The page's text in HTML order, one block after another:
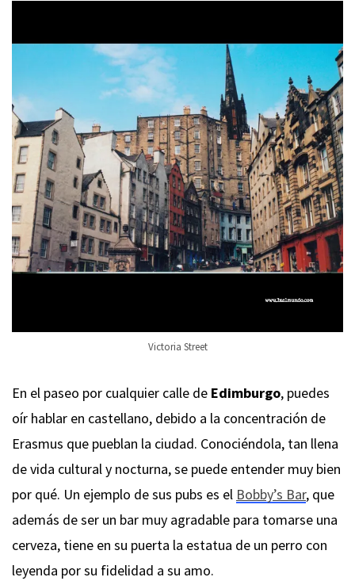
Victoria Street
En el paseo por cualquier calle de Edimburgo, puedes
oír hablar en castellano, debido a la concentración de
Erasmus que pueblan la ciudad. Conociéndola, tan llena
de vida cultural y nocturna, se puede entender muy bien
por qué. Un ejemplo de sus pubs es el Bobby’s Bar, que
además de ser un bar muy agradable para tomarse una
cerveza, tiene en su puerta la estatua de un perro con
leyenda por su fidelidad a su amo.